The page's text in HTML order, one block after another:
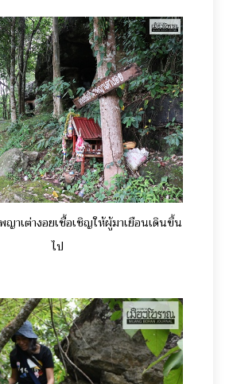
ญาเต่างอยเชื้อเชิญให้ผู้มาเยือนเดินขึ้น
ไป